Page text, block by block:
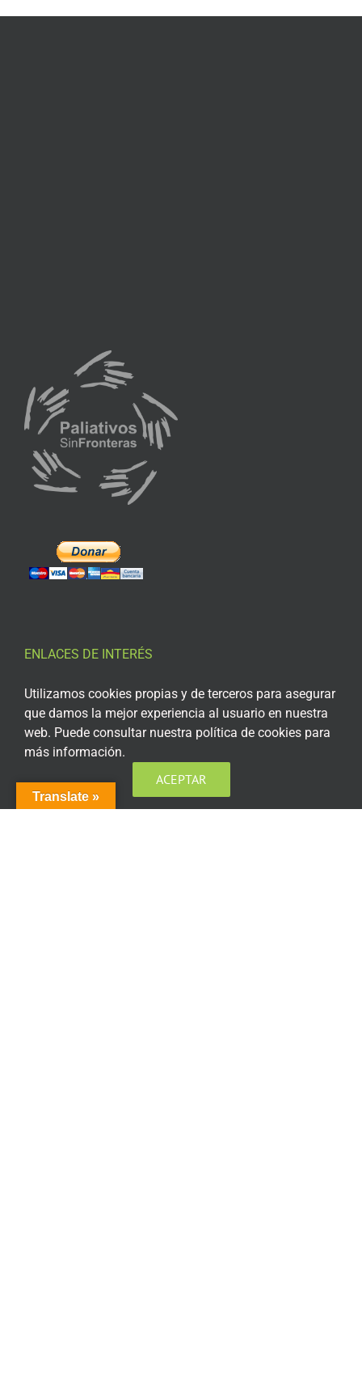
ENLACES DE INTERÉS
Aviso Legal
Política de privacidad
Política de privacidad Redes Sociales
Política de cookies
Translate »
Utilizamos cookies propias y de terceros para asegurar
que damos la mejor experiencia al usuario en nuestra
web. Puede consultar nuestra política de cookies para
más información.
ACEPTAR